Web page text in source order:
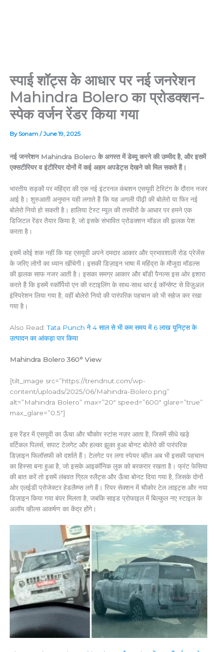
स्पाई शॉट्स के आधार पर नई जनरेशन
Mahindra Bolero का प्रोडक्शन-
स्पेक वर्जन रेंडर किया गया
By Sonam /June 19, 2025
नई जनरेशन Mahindra Bolero के अगस्त में डेब्यू करने की उम्मीद है, और इसमें
एक्सटीरियर व इंटीरियर दोनों में कई अहम अपडेट्स देखने को मिल सकते हैं।
भारतीय सड़कों पर महिंद्रा की एक नई इंटरनल कंबशन एसयूवी टेस्टिंग के दौरान नजर
आई है। शुरुआती अनुमान यही लगाते हैं कि यह अगली पीढ़ी की बोलेरो या फिर नई
बोलेरो नियो हो सकती है। हालिया टेस्ट म्यूल की तस्वीरों के आधार पर हमने एक
डिजिटल रेंडर तैयार किया है, जो इसके संभावित प्रोडक्शन मॉडल की झलक पेश
करता है।
इसमें कोई शक नहीं कि यह एसयूवी अपने दमदार आकार और प्रभावशाली रोड प्रेजेंस
के जरिए लोगों का ध्यान खींचेगी। इसकी डिज़ाइन भाषा में महिंद्रा के मौजूदा मॉडल्स
की झलक साफ नजर आती है। इसका समग्र आकार और बॉडी पैनल्स इस ओर इशारा
करते हैं कि इसमें स्कॉर्पियो एन की स्टाइलिंग के साथ-साथ थार.ई कॉन्सेप्ट से विज़ुअल
इंस्पिरेशन लिया गया है, वहीं बोलेरो नियो की पारंपरिक पहचान को भी सहेज कर रखा
गया है।
Also Read:Tata Punch ने 4 साल से भी कम समय में 6 लाख यूनिट्स के
उत्पादन का आंकड़ा पार किया
Mahindra Bolero 360° View
[tilt_image src=”https://trendnut.com/wp-
content/uploads/2025/06/Mahindra-Bolero.png”
alt=”Mahindra Bolero” max=”20″ speed=”600″ glare=”true”
max_glare=”0.5″]
इस रेंडर में एसयूवी का ऊँचा और चौकोर स्टांस नज़र आता है, जिसमें सीधे खड़े
वर्टिकल पिलर्स, सपाट टेलगेट और हल्का झुका हुआ बोनट बोलेरो की पारंपरिक
डिज़ाइन फिलॉसफी को दर्शाते हैं। टेलगेट पर लगा स्पेयर व्हील अब भी इसकी पहचान
का हिस्सा बना हुआ है, जो इसके आइकॉनिक लुक को बरकरार रखता है। फ्रंट फेसिया
की बात करें तो इसमें लंबवत ग्रिल स्लैट्स और ऊँचा बोनट दिया गया है, जिसके दोनों
ओर एलईडी प्रोजेक्टर हेडलैम्प्स लगे हैं। रियर सेक्शन में चौकोर टेल लाइट्स और नया
डिज़ाइन किया गया बंपर मिलता है, जबकि साइड प्रोफाइल में बिल्कुल नए स्टाइल के
अलॉय व्हील्स आकर्षण का केंद्र होंगे।